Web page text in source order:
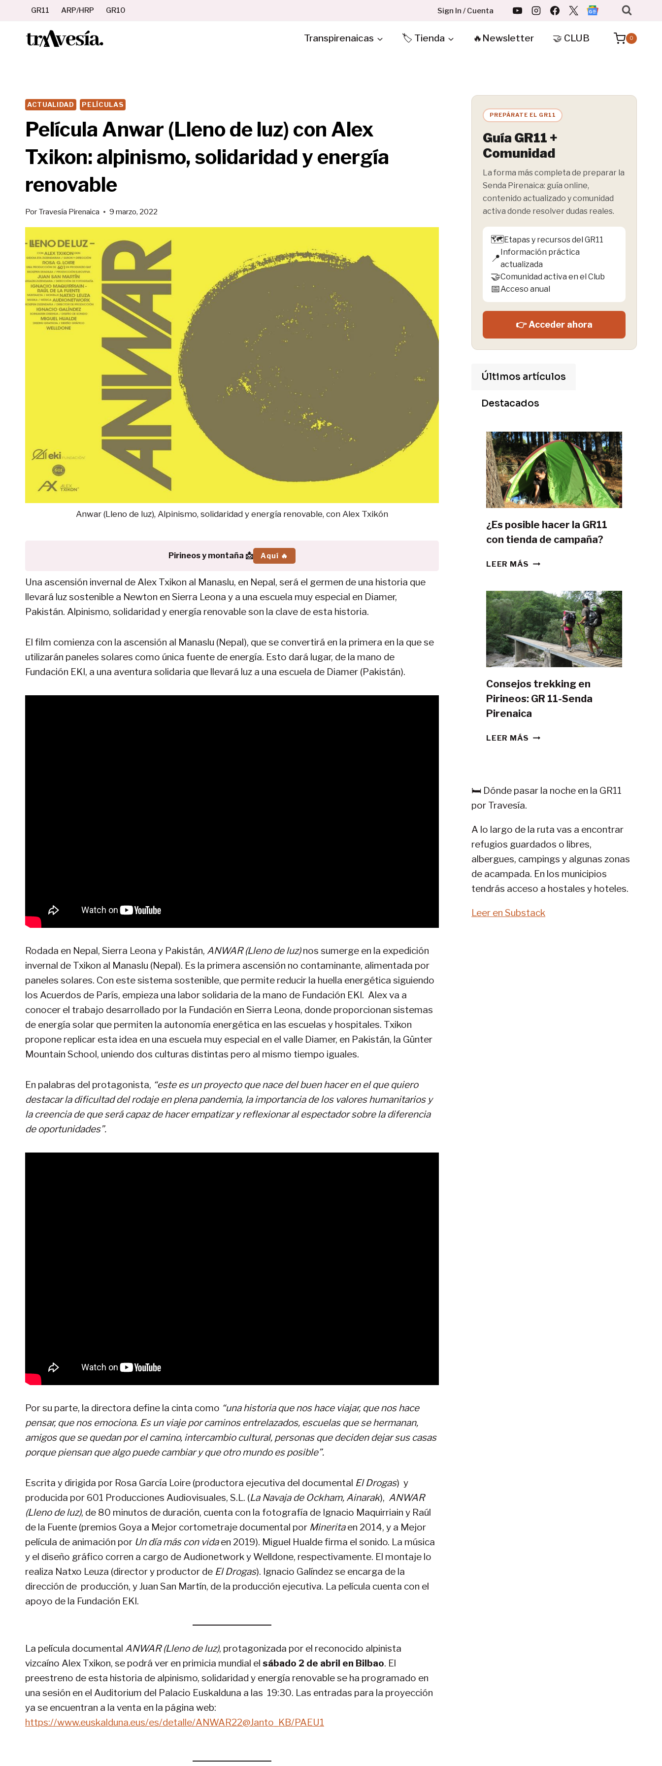
contenido
GR11 ARP/HRP GR10 Sign In / Cuenta
Transpirenaicas 🏷️ Tienda 🔥Newsletter 🤝 CLUB 0
ACTUALIDAD PELÍCULAS
Película Anwar (Lleno de luz) con Alex
Txikon: alpinismo, solidaridad y energía
renovable
Por Travesía Pirenaica 9 marzo, 2022
Anwar (Lleno de luz), Alpinismo, solidaridad y energía renovable, con Alex Txikón
Pirineos y montaña 📩 Aquí 🔥
Una ascensión invernal de Alex Txikon al Manaslu, en Nepal, será el germen de una historia que
llevará luz sostenible a Newton en Sierra Leona y a una escuela muy especial en Diamer,
Pakistán. Alpinismo, solidaridad y energía renovable son la clave de esta historia.
El film comienza con la ascensión al Manaslu (Nepal), que se convertirá en la primera en la que se
utilizarán paneles solares como única fuente de energía. Esto dará lugar, de la mano de
Fundación EKI, a una aventura solidaria que llevará luz a una escuela de Diamer (Pakistán).
Rodada en Nepal, Sierra Leona y Pakistán, ANWAR (Lleno de luz)nos sumerge en la expedición
invernal de Txikon al Manaslu (Nepal). Es la primera ascensión no contaminante, alimentada por
paneles solares. Con este sistema sostenible, que permite reducir la huella energética siguiendo
los Acuerdos de París, empieza una labor solidaria de la mano de Fundación EKI. Alex va a
conocer el trabajo desarrollado por la Fundación en Sierra Leona, donde proporcionan sistemas
de energía solar que permiten la autonomía energética en las escuelas y hospitales. Txikon
propone replicar esta idea en una escuela muy especial en el valle Diamer, en Pakistán, la Günter
Mountain School, uniendo dos culturas distintas pero al mismo tiempo iguales.
En palabras del protagonista, “este es un proyecto que nace del buen hacer en el que quiero
destacar la dificultad del rodaje en plena pandemia, la importancia de los valores humanitarios y
la creencia de que será capaz de hacer empatizar y reflexionar al espectador sobre la diferencia
de oportunidades”.
Por su parte, la directora define la cinta como “una historia que nos hace viajar, que nos hace
pensar, que nos emociona. Es un viaje por caminos entrelazados, escuelas que se hermanan,
amigos que se quedan por el camino, intercambio cultural, personas que deciden dejar sus casas
porque piensan que algo puede cambiar y que otro mundo es posible”.
Escrita y dirigida por Rosa García Loire (productora ejecutiva del documental El Drogas) y
producida por 601 Producciones Audiovisuales, S.L. (La Navaja de Ockham, Ainarak), ANWAR
(Lleno de luz), de 80 minutos de duración, cuenta con la fotografía de Ignacio Maquirriain y Raúl
de la Fuente (premios Goya a Mejor cortometraje documental por Mineritaen 2014, y a Mejor
película de animación por Un día más con vidaen 2019). Miguel Hualde firma el sonido. La música
y el diseño gráfico corren a cargo de Audionetwork y Welldone, respectivamente. El montaje lo
realiza Natxo Leuza (director y productor de El Drogas). Ignacio Galíndez se encarga de la
dirección de producción, y Juan San Martín, de la producción ejecutiva. La película cuenta con el
apoyo de la Fundación EKI.
La película documental ANWAR (Lleno de luz), protagonizada por el reconocido alpinista
vizcaíno Alex Txikon, se podrá ver en primicia mundial el sábado 2 de abril en Bilbao. El
preestreno de esta historia de alpinismo, solidaridad y energía renovable se ha programado en
una sesión en el Auditorium del Palacio Euskalduna a las 19:30. Las entradas para la proyección
ya se encuentran a la venta en la página web:
https://www.euskalduna.eus/es/detalle/ANWAR22@Janto_KB/PAEU1
PREPÁRATE EL GR11
Guía GR11 +
Comunidad
La forma más completa de preparar la
Senda Pirenaica: guía online,
contenido actualizado y comunidad
activa donde resolver dudas reales.
🗺️Etapas y recursos del GR11
📍
Información práctica
actualizada
🤝Comunidad activa en el Club
📅Acceso anual
👉 Acceder ahora
Últimos artículos
Destacados
¿Es posible hacer la GR11
con tienda de campaña?
LEER MÁS ¿ES
LA
GR11
CON
TIENDA
DE
CAMPAÑA?
Consejos trekking en
Pirineos: GR 11-Senda
Pirenaica
LEER MÁS CONSEJOS
11-
🛏️ Dónde pasar la noche en la GR11
por Travesía.
A lo largo de la ruta vas a encontrar
refugios guardados o libres,
albergues, campings y algunas zonas
de acampada. En los municipios
tendrás acceso a hostales y hoteles.
Leer en Substack